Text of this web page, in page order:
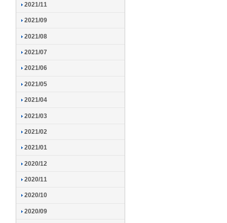
2021/11
2021/09
2021/08
2021/07
2021/06
2021/05
2021/04
2021/03
2021/02
2021/01
2020/12
2020/11
2020/10
2020/09